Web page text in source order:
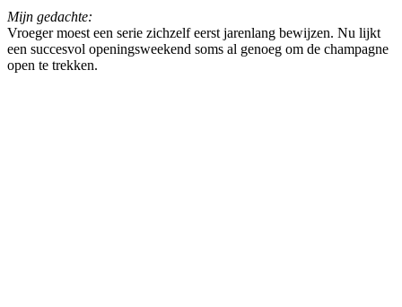
Mijn gedachte:
Vroeger moest een serie zichzelf eerst jarenlang bewijzen. Nu lijkt
een succesvol openingsweekend soms al genoeg om de champagne
open te trekken.